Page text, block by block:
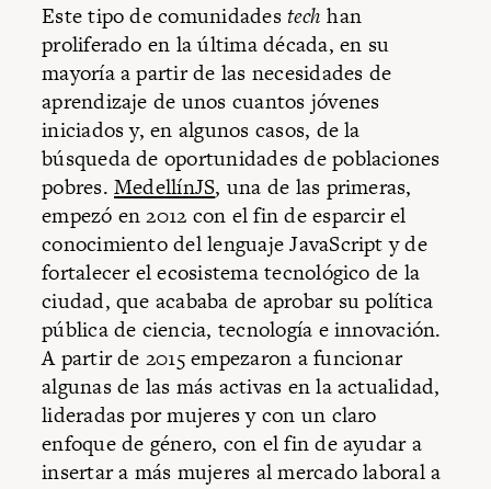
Este tipo de comunidadestech han
proliferado en la última década, en su
mayoría a partir de las necesidades de
aprendizaje de unos cuantos jóvenes
iniciados y, en algunos casos, de la
búsqueda de oportunidades de poblaciones
pobres. MedellínJS, una de las primeras,
empezó en 2012 con el fin de esparcir el
conocimiento del lenguaje JavaScript y de
fortalecer el ecosistema tecnológico de la
ciudad, que acababa de aprobar su política
pública de ciencia, tecnología e innovación.
A partir de 2015 empezaron a funcionar
algunas de las más activas en la actualidad,
lideradas por mujeres y con un claro
enfoque de género, con el fin de ayudar a
insertar a más mujeres al mercado laboral a